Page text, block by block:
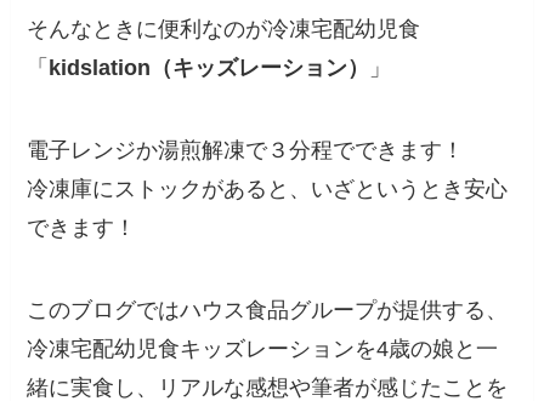
そんなときに便利なのが冷凍宅配幼児食
「 kidslation（キッズレーション） 」
電子レンジか湯煎解凍で３分程でできます！
冷凍庫にストックがあると、いざというとき安心
できます！
このブログではハウス食品グループが提供する、
冷凍宅配幼児食キッズレーションを4歳の娘と一
緒に実食し、リアルな感想や筆者が感じたことを